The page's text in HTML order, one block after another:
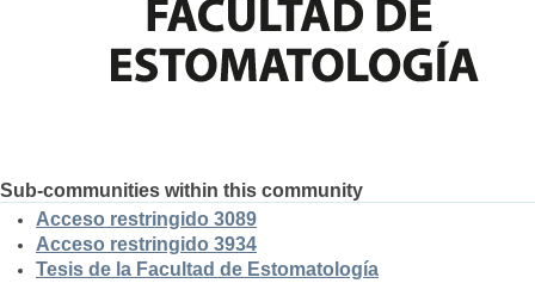
Sub-communities within this community
Acceso restringido 3089
Acceso restringido 3934
Tesis de la Facultad de Estomatología